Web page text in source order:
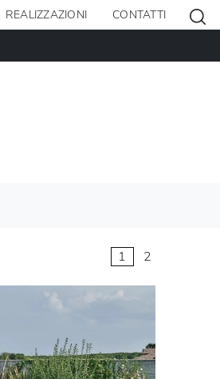
REALIZZAZIONI CONTATTI
1 2